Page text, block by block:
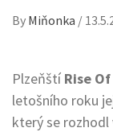
By Miňonka /
Plzeňští Rise
letošního roku
který se